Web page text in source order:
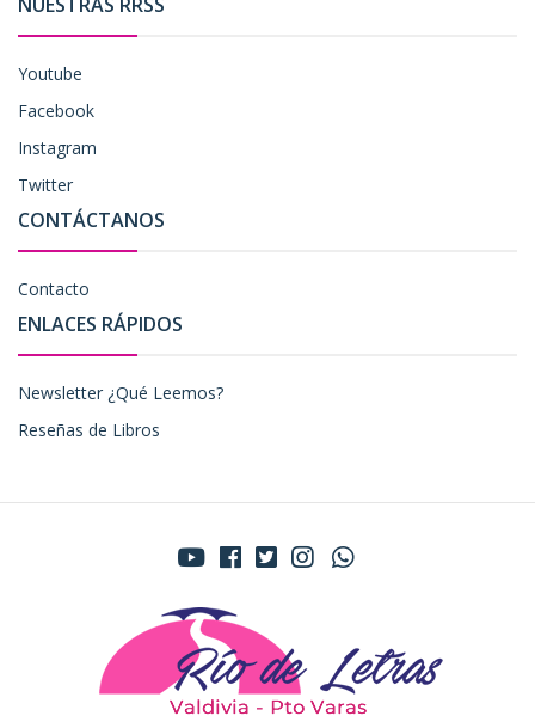
Youtube
Facebook
Instagram
Twitter
CONTÁCTANOS
Contacto
ENLACES RÁPIDOS
Newsletter ¿Qué Leemos?
Reseñas de Libros